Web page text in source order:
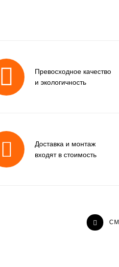
Превосходное качество
и экологичность
Доставка и монтаж
входят в стоимость